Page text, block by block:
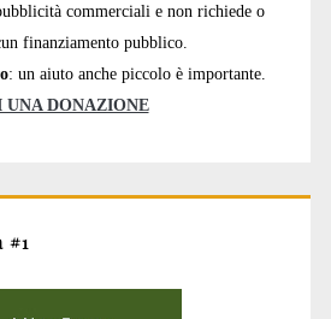
commerciali e non richiede o
finanziamento pubblico.
: un aiuto anche piccolo è importante.
UNA DONAZIONE
#1